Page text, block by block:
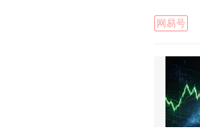
网易号